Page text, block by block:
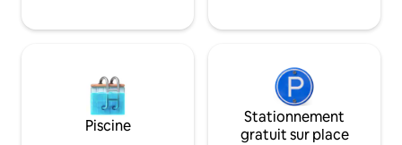
Piscine
Stationnement
gratuit sur place